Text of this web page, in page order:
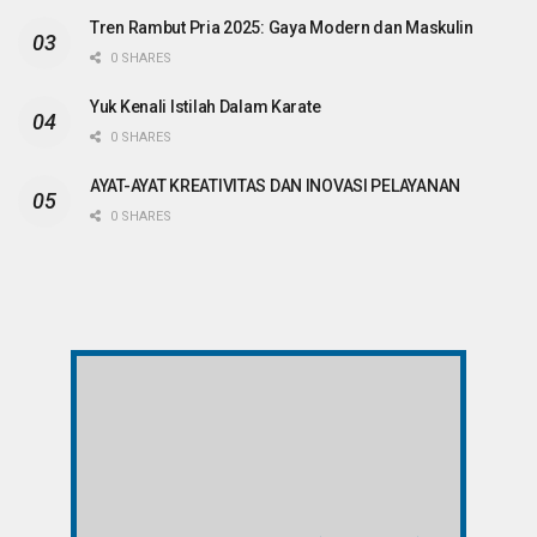
Tren Rambut Pria 2025: Gaya Modern dan Maskulin
0 SHARES
Yuk Kenali Istilah Dalam Karate
0 SHARES
AYAT-AYAT KREATIVITAS DAN INOVASI PELAYANAN
0 SHARES